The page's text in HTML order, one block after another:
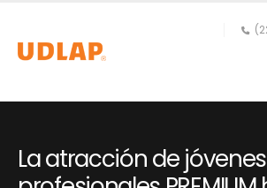
La atracción de jóvenes